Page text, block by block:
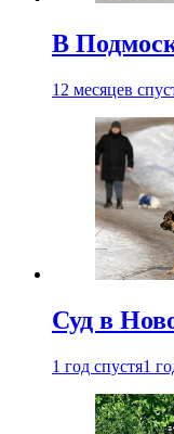
В
12 месяцев
Суд в
1 год спустя1